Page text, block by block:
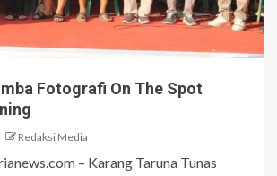
Fotografi On The Spot
Redaksi Media
– Karang Taruna Tunas